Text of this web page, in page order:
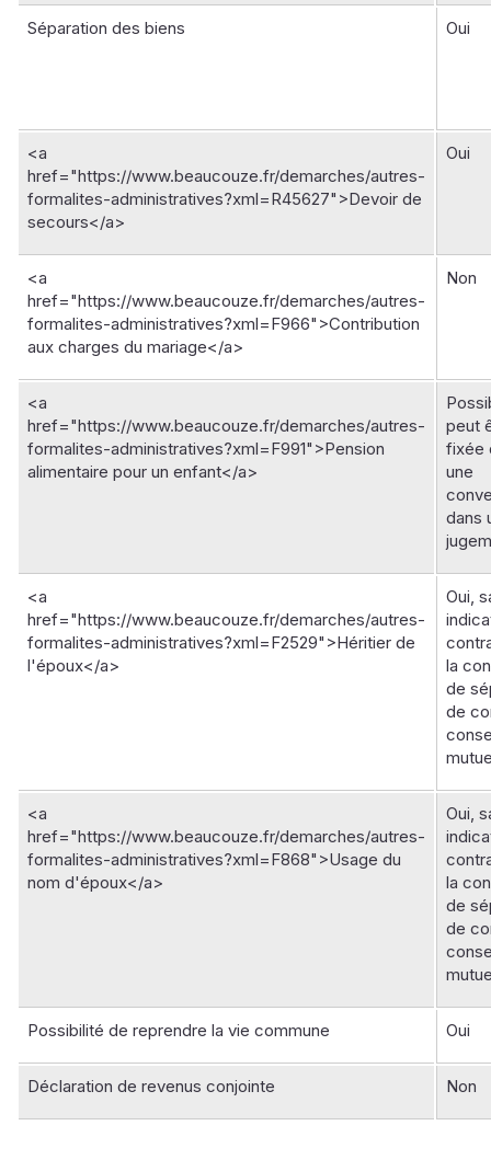
Séparation des biens Oui
<a
href="https://www.beaucouze.fr/demarches/autres-
formalites-administratives?xml=R45627">Devoir de
secours</a>
Oui
<a
href="https://www.beaucouze.fr/demarches/autres-
formalites-administratives?xml=F966">Contribution
aux charges du mariage</a>
Non
<a
href="https://www.beaucouze.fr/demarches/autres-
formalites-administratives?xml=F991">Pension
alimentaire pour un enfant</a>
peut
fixée
une
dans
<a
href="https://www.beaucouze.fr/demarches/autres-
formalites-administratives?xml=F2529">Héritier de
l'époux</a>
Oui,
la
de
de
<a
href="https://www.beaucouze.fr/demarches/autres-
formalites-administratives?xml=F868">Usage du
nom d'époux</a>
Oui,
la
de
de
Possibilité de reprendre la vie commune Oui
Déclaration de revenus conjointe Non